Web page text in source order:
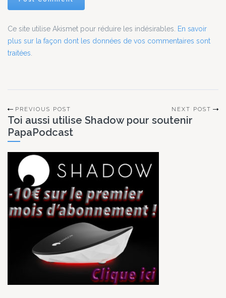
Ce site utilise Akismet pour réduire les indésirables. En savoir
plus sur la façon dont les données de vos commentaires sont
traitées
PREVIOUS POST NEXT POST
Toi aussi utilise Shadow pour soutenir
PapaPodcast